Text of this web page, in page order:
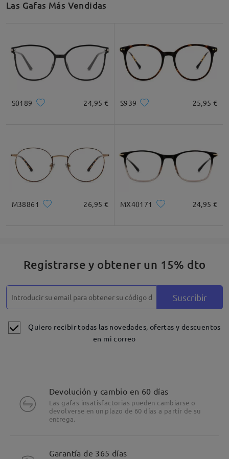
Cuadrada Redondo Corazón Diamante Ovalado
Descripción del Producto
Detalles
Leer todos los
Las Gafas Más Vendidas
S0189 24,95 € S939 25,95 €
M38861 26,95 € MX40171 24,95 €
Registrarse y obtener un 15% dto
Suscribir
Quiero recibir todas las novedades, ofertas y descuentos
en mi correo
Devolución y cambio en 60 días
Las gafas insatisfactorias pueden cambiarse o
devolverse en un plazo de 60 días a partir de su
entrega.
Garantía de 365 días